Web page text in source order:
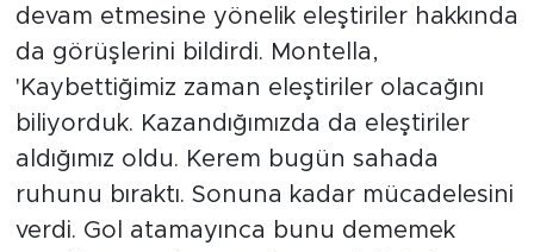
devam etmesine yönelik eleştiriler hakkında
da görüşlerini bildirdi. Montella,
'Kaybettiğimiz zaman eleştiriler olacağını
biliyorduk. Kazandığımızda da eleştiriler
aldığımız oldu. Kerem bugün sahada
ruhunu bıraktı. Sonuna kadar mücadelesini
verdi. Gol atamayınca bunu dememek